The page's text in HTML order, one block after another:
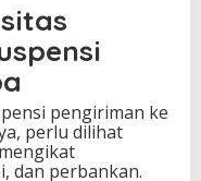
pengiriman ke
perlu dilihat
dan perbankan.